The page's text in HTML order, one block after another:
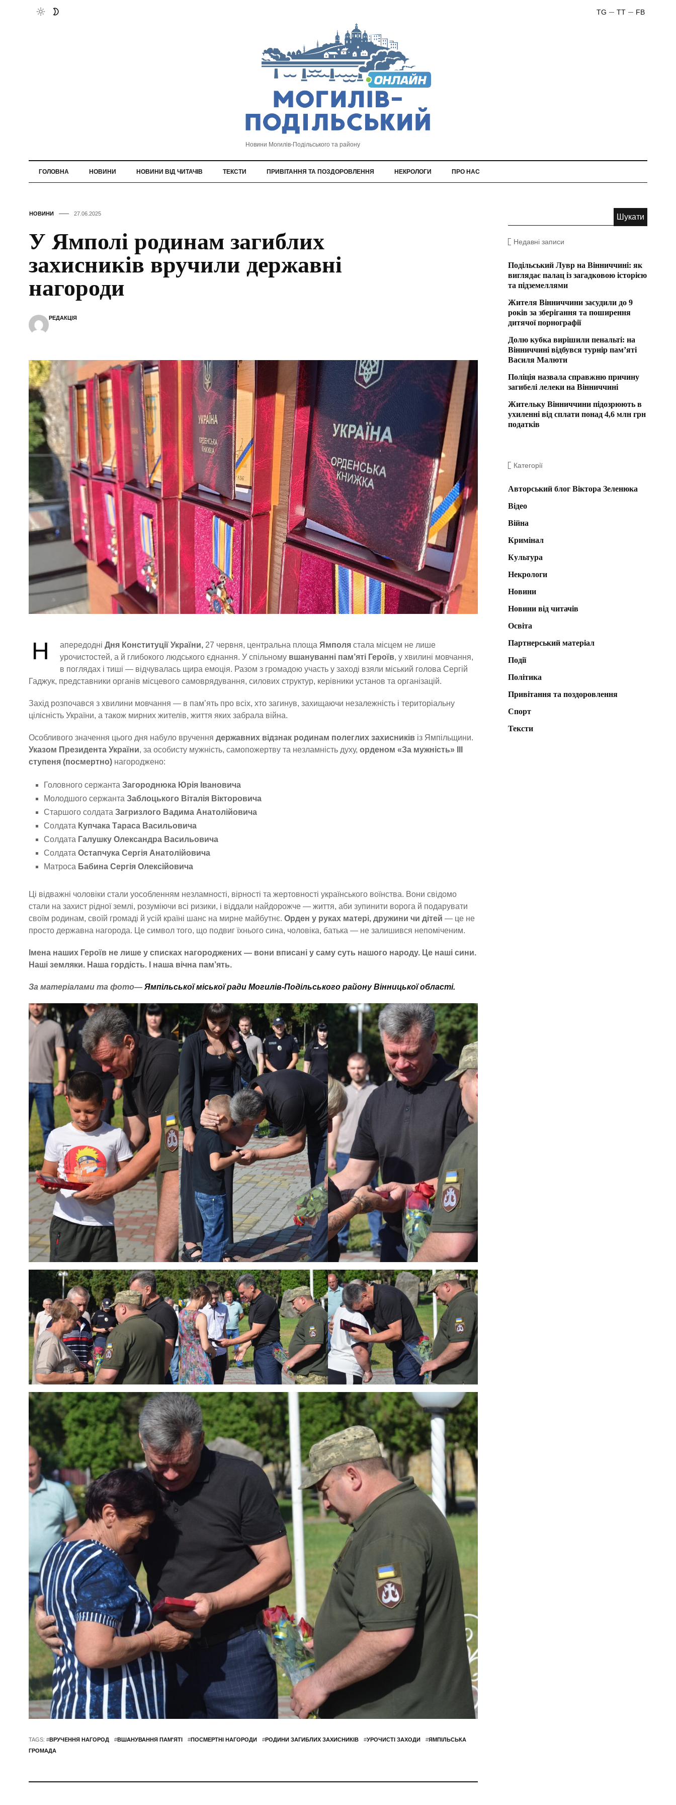
FB
TT
TG
Новини Могилів-Подільського та району
ГОЛОВНА НОВИНИ НОВИНИ ВІД ЧИТАЧІВ ТЕКСТИ ПРИВІТАННЯ ТА ПОЗДОРОВЛЕННЯ НЕКРОЛОГИ ПРО НАС
НОВИНИ 27.06.2025
У Ямполі родинам загиблих
захисників вручили державні
нагороди
РЕДАКЦІЯ
Н апередодні Дня Конституції України, 27 червня, центральна площа Ямполя стала місцем не лише
урочистостей, а й глибокого людського єднання. У спільному вшануванні пам’яті Героїв, у хвилині мовчання,
в поглядах і тиші — відчувалась щира емоція. Разом з громадою участь у заході взяли міський голова Сергій
Гаджук, представники органів місцевого самоврядування, силових структур, керівники установ та організацій.
Захід розпочався з хвилини мовчання — в пам’ять про всіх, хто загинув, захищаючи незалежність і територіальну
цілісність України, а також мирних жителів, життя яких забрала війна.
Особливого значення цього дня набуло вручення державних відзнак родинам полеглих захисників із Ямпільщини.
Указом Президента України, за особисту мужність, самопожертву та незламність духу, орденом «За мужність» ІІІ
ступеня (посмертно) нагороджено:
Головного сержанта Загороднюка Юрія Івановича
Молодшого сержанта Заблоцького Віталія Вікторовича
Старшого солдата Загризлого Вадима Анатолійовича
Солдата Купчака Тараса Васильовича
Солдата Галушку Олександра Васильовича
Солдата Остапчука Сергія Анатолійовича
Матроса Бабина Сергія Олексійовича
Ці відважні чоловіки стали уособленням незламності, вірності та жертовності українського воїнства. Вони свідомо
стали на захист рідної землі, розуміючи всі ризики, і віддали найдорожче — життя, аби зупинити ворога й подарувати
своїм родинам, своїй громаді й усій країні шанс на мирне майбутнє. Орден у руках матері, дружини чи дітей — це не
просто державна нагорода. Це символ того, що подвиг їхнього сина, чоловіка, батька — не залишився непоміченим.
Імена наших Героїв не лише у списках нагороджених — вони вписані у саму суть нашого народу. Це наші сини.
Наші земляки. Наша гордість. І наша вічна пам’ять.
За матеріалами та фото— Ямпільської міської ради Могилів-Подільського району Вінницької області.
TAGS: #ВРУЧЕННЯ НАГОРОД #ВШАНУВАННЯ ПАМ'ЯТІ #ПОСМЕРТНІ НАГОРОДИ #РОДИНИ ЗАГИБЛИХ ЗАХИСНИКІВ #УРОЧИСТІ ЗАХОДИ #ЯМПІЛЬСЬКА
ГРОМАДА
Недавні записи
Подільський Лувр на Вінниччині: як
виглядає палац із загадковою історією
та підземеллями
Жителя Вінниччини засудили до 9
років за зберігання та поширення
дитячої порнографії
Долю кубка вирішили пенальті: на
Вінниччині відбувся турнір пам’яті
Василя Малюти
Поліція назвала справжню причину
загибелі лелеки на Вінниччині
Жительку Вінниччини підозрюють в
ухиленні від сплати понад 4,6 млн грн
податків
Категорії
Авторський блог Віктора Зеленюка
Відео
Війна
Кримінал
Культура
Некрологи
Новини
Новини від читачів
Освіта
Партнерський матеріал
Події
Політика
Привітання та поздоровлення
Спорт
Тексти